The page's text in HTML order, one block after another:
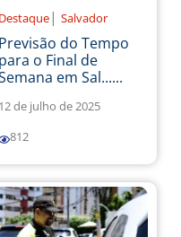
Destaque | Salvador
Previsão do Tempo
para o Final de
em Sal......
12 de julho de 2025
812